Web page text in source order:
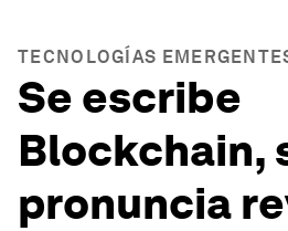
TECNOLOGÍAS
Se escribe
Blockchain,
pronuncia